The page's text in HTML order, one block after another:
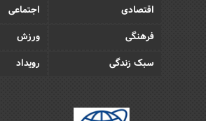
اقتصادی
اجتماعی
فرهنگی
ورزش
سبک زندگی
رویداد